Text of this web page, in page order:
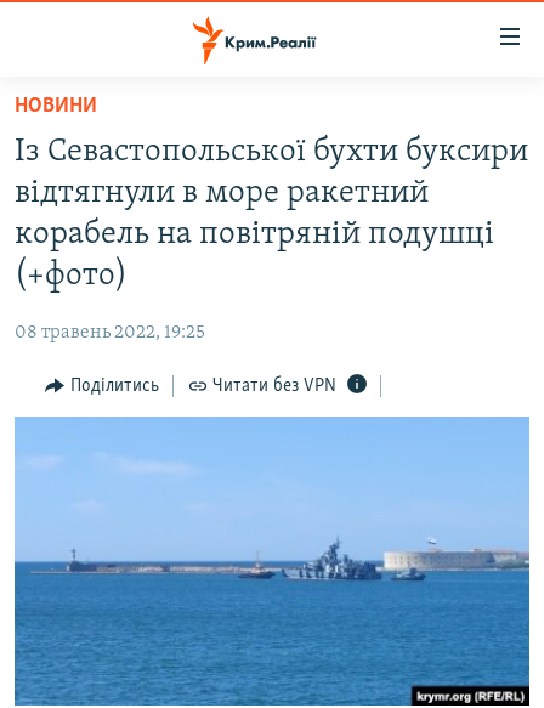
Перейти
основного
матеріалу
до
основної
Перейти
пошуку
ВІДЕО ТА ФОТО
ПОЛІТИКА
ПОГЛЯД
ІНТЕРВ'Ю
ВІДЕОУРОКИ «ELIFBE»
СВІДЧЕННЯ ОКУПАЦІЇ
УКРАЇНСЬКА ПРОБЛЕМА КРИМУ
ІНФОГРАФІКА
Qırımtatar
ДОЛУЧАЙСЯ!
НОВИНИ
Із Севастопольської бухти буксири
відтягнули в море ракетний
корабель на повітряній подушці
(+фото)
08 травень 2022, 19:25
Поділитись Читати без VPN